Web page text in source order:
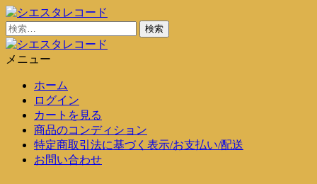
コ
ン
テ
ン
シエスタレコード
中古レコード通販
検
索:
メニュー
ホーム
ログイン
カートを見る
商品のコンディション
特定商取引法に基づく表示/お支払い/配送
お問い合わせ